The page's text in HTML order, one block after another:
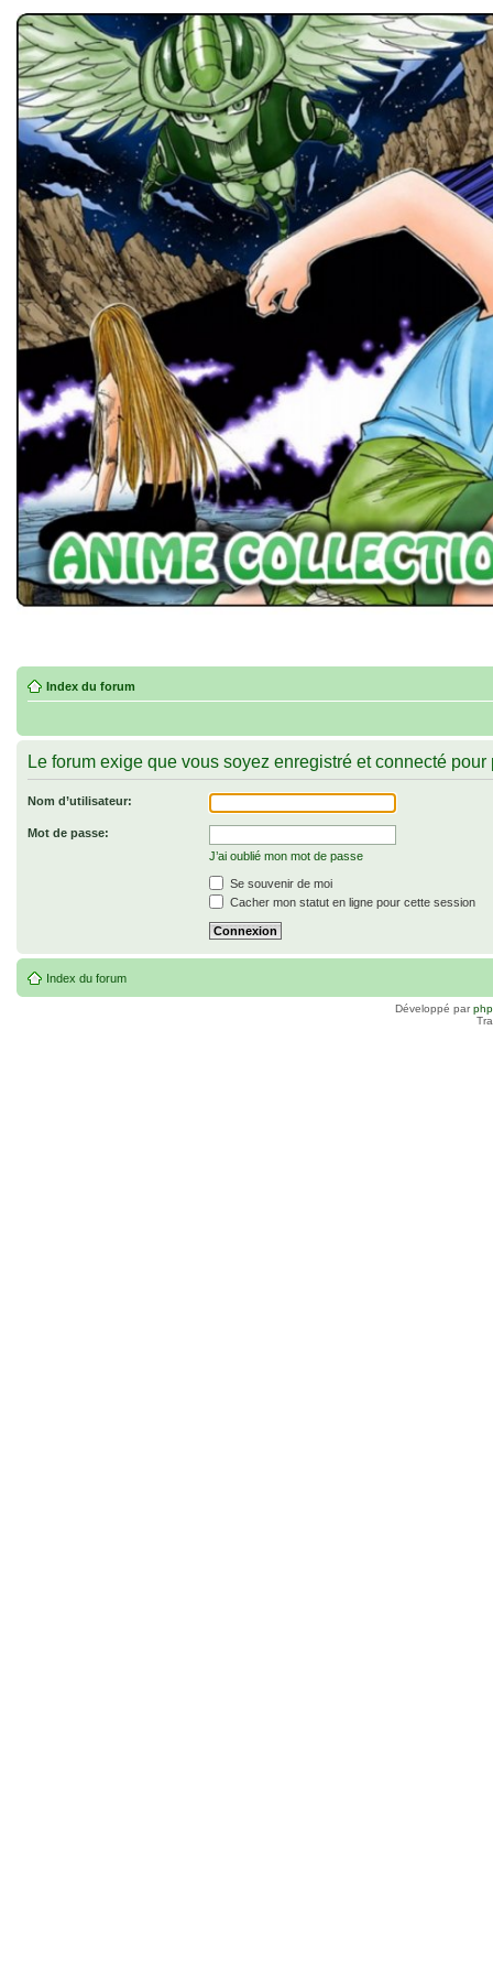
Index du forum
Le forum exige que vous soyez enregistré et connecté
Nom d’utilisateur:
Mot de passe:
J’ai oublié mon mot de passe
Se souvenir de moi
Cacher mon statut en ligne pour cette session
Index du forum
Développé par